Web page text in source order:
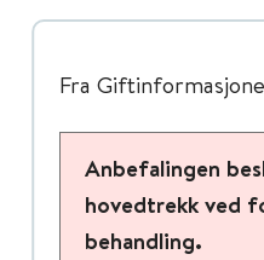
Fra
Anbefalingen
hovedtrekk ved
behandling.